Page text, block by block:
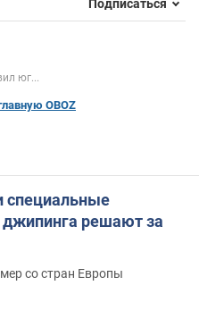
Подписаться
юг...
OBOZ
специальные
решают за
со стран Европы